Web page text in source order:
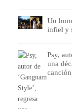
Un
infiel y
Psy,
una
canción